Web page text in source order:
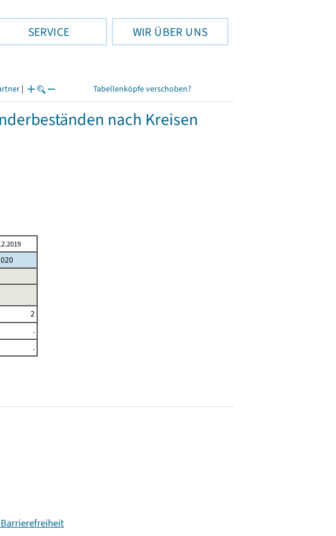
SERVICE WIR ÜBER UNS
| Tabellenköpfe verschoben?
nach Kreisen
2
.
.